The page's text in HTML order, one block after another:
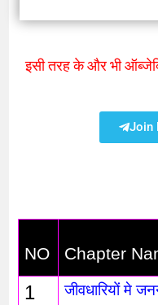
इसी तरह के और भी
Join
NO Chapter
1 जीवधारियों मे